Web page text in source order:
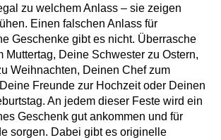
zu welchem Anlass – sie zeigen
Einen falschen Anlass für
Geschenke gibt es nicht. Überrasche
Muttertag, Deine Schwester zu Ostern,
Weihnachten, Deinen Chef zum
Freunde zur Hochzeit oder Deinen
An jedem dieser Feste wird ein
Geschenk gut ankommen und für
sorgen. Dabei gibt es originelle